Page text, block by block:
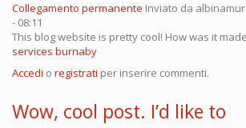
Collegamento permanente Inviato da
- 08:11
This blog website is pretty cool! How was it
services burnaby
Accedi o registrati per inserire commenti.
Wow, cool post. I’d like to